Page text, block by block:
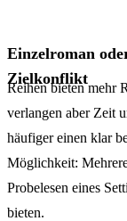
Einzelroman
Zielkonflikt
Reihen bieten mehr
verlangen aber Zeit
häufiger einen klar
Möglichkeit:
Probelesen eines
bieten.